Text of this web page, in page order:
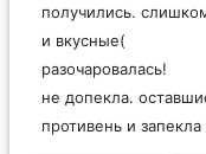
получились.
и вкусные(
разочаровалась!
не допекла.
противень и